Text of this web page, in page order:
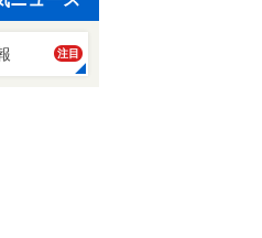
注目